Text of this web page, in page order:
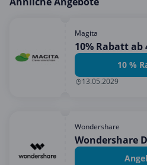
Magita
10% Rabatt ab
10 %
13.05.2029
Wondershare
Wondershare